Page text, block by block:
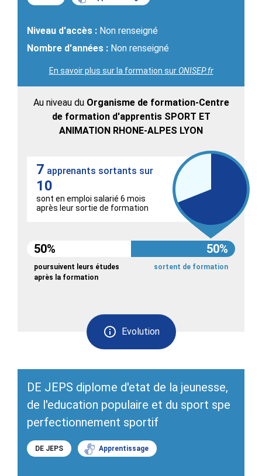
Niveau d'accès : Non renseigné
Nombre d'années : Non renseigné
En savoir plus sur la formation surONISEP.fr
Au niveau du Organisme de formation-Centre
de formation d'apprentis SPORT ET
ANIMATION RHONE-ALPES LYON
Evolution
7 apprenants sortants sur
10
sont en emploi salarié 6 mois
après leur sortie de formation
50% 50%
poursuivent leurs études
après la formation
sortent de formation
DE JEPS diplome d'etat de la jeunesse,
de l'education populaire et du sport spe
perfectionnement sportif
DE JEPS Apprentissage